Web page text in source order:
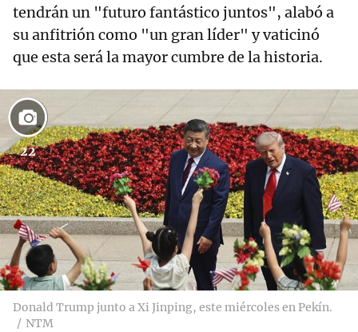
tendrán un "futuro fantástico juntos", alabó a
su anfitrión como "un gran líder" y vaticinó
que esta será la mayor cumbre de la historia.
22
Donald Trump junto a Xi Jinping, este miércoles en Pekín.
NTM